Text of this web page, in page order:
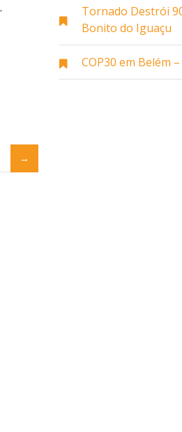
Tornado Destrói
Bonito do Iguaçu
COP30 em Belém
,